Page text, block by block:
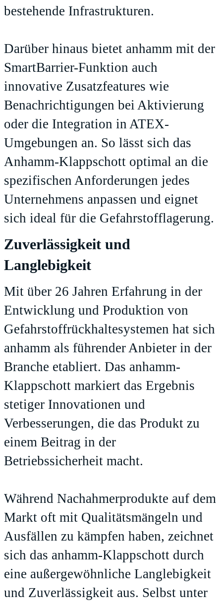
bestehende Infrastrukturen.
Darüber hinaus bietet anhamm mit der
SmartBarrier-Funktion auch
innovative Zusatzfeatures wie
Benachrichtigungen bei Aktivierung
oder die Integration in ATEX-
Umgebungen an. So lässt sich das
Anhamm-Klappschott optimal an die
spezifischen Anforderungen jedes
Unternehmens anpassen und eignet
sich ideal für die Gefahrstofflagerung.
Zuverlässigkeit und
Langlebigkeit
Mit über 26 Jahren Erfahrung in der
Entwicklung und Produktion von
Gefahrstoffrückhaltesystemen hat sich
anhamm als führender Anbieter in der
Branche etabliert. Das anhamm-
Klappschott markiert das Ergebnis
stetiger Innovationen und
Verbesserungen, die das Produkt zu
einem Beitrag in der
Betriebssicherheit macht.
Während Nachahmerprodukte auf dem
Markt oft mit Qualitätsmängeln und
Ausfällen zu kämpfen haben, zeichnet
sich das anhamm-Klappschott durch
eine außergewöhnliche Langlebigkeit
und Zuverlässigkeit aus. Selbst unter